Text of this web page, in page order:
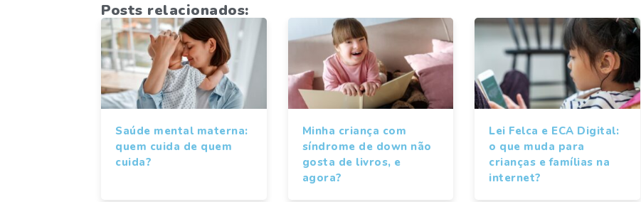
Posts relacionados:
Saúde mental materna:
quem cuida de quem
cuida?
Minha criança com
síndrome de down não
gosta de livros, e
agora?
Lei Felca e ECA Digital:
o que muda para
crianças e famílias na
internet?